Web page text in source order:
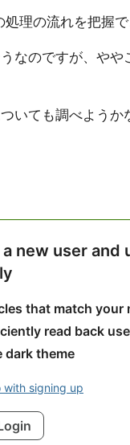
理の流れを把握で
なのですが、や
いても調べようか
new user and
that match your
read back
dark theme
with signing up